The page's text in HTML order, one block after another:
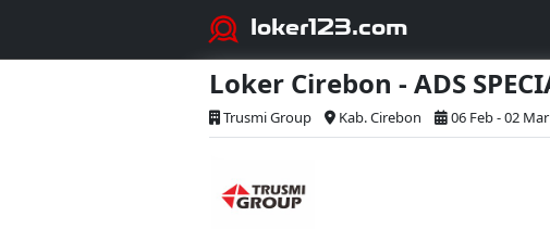
loker123.com
Loker Cirebon - ADS
Trusmi Group Kab. Cirebon 06 Feb - 02